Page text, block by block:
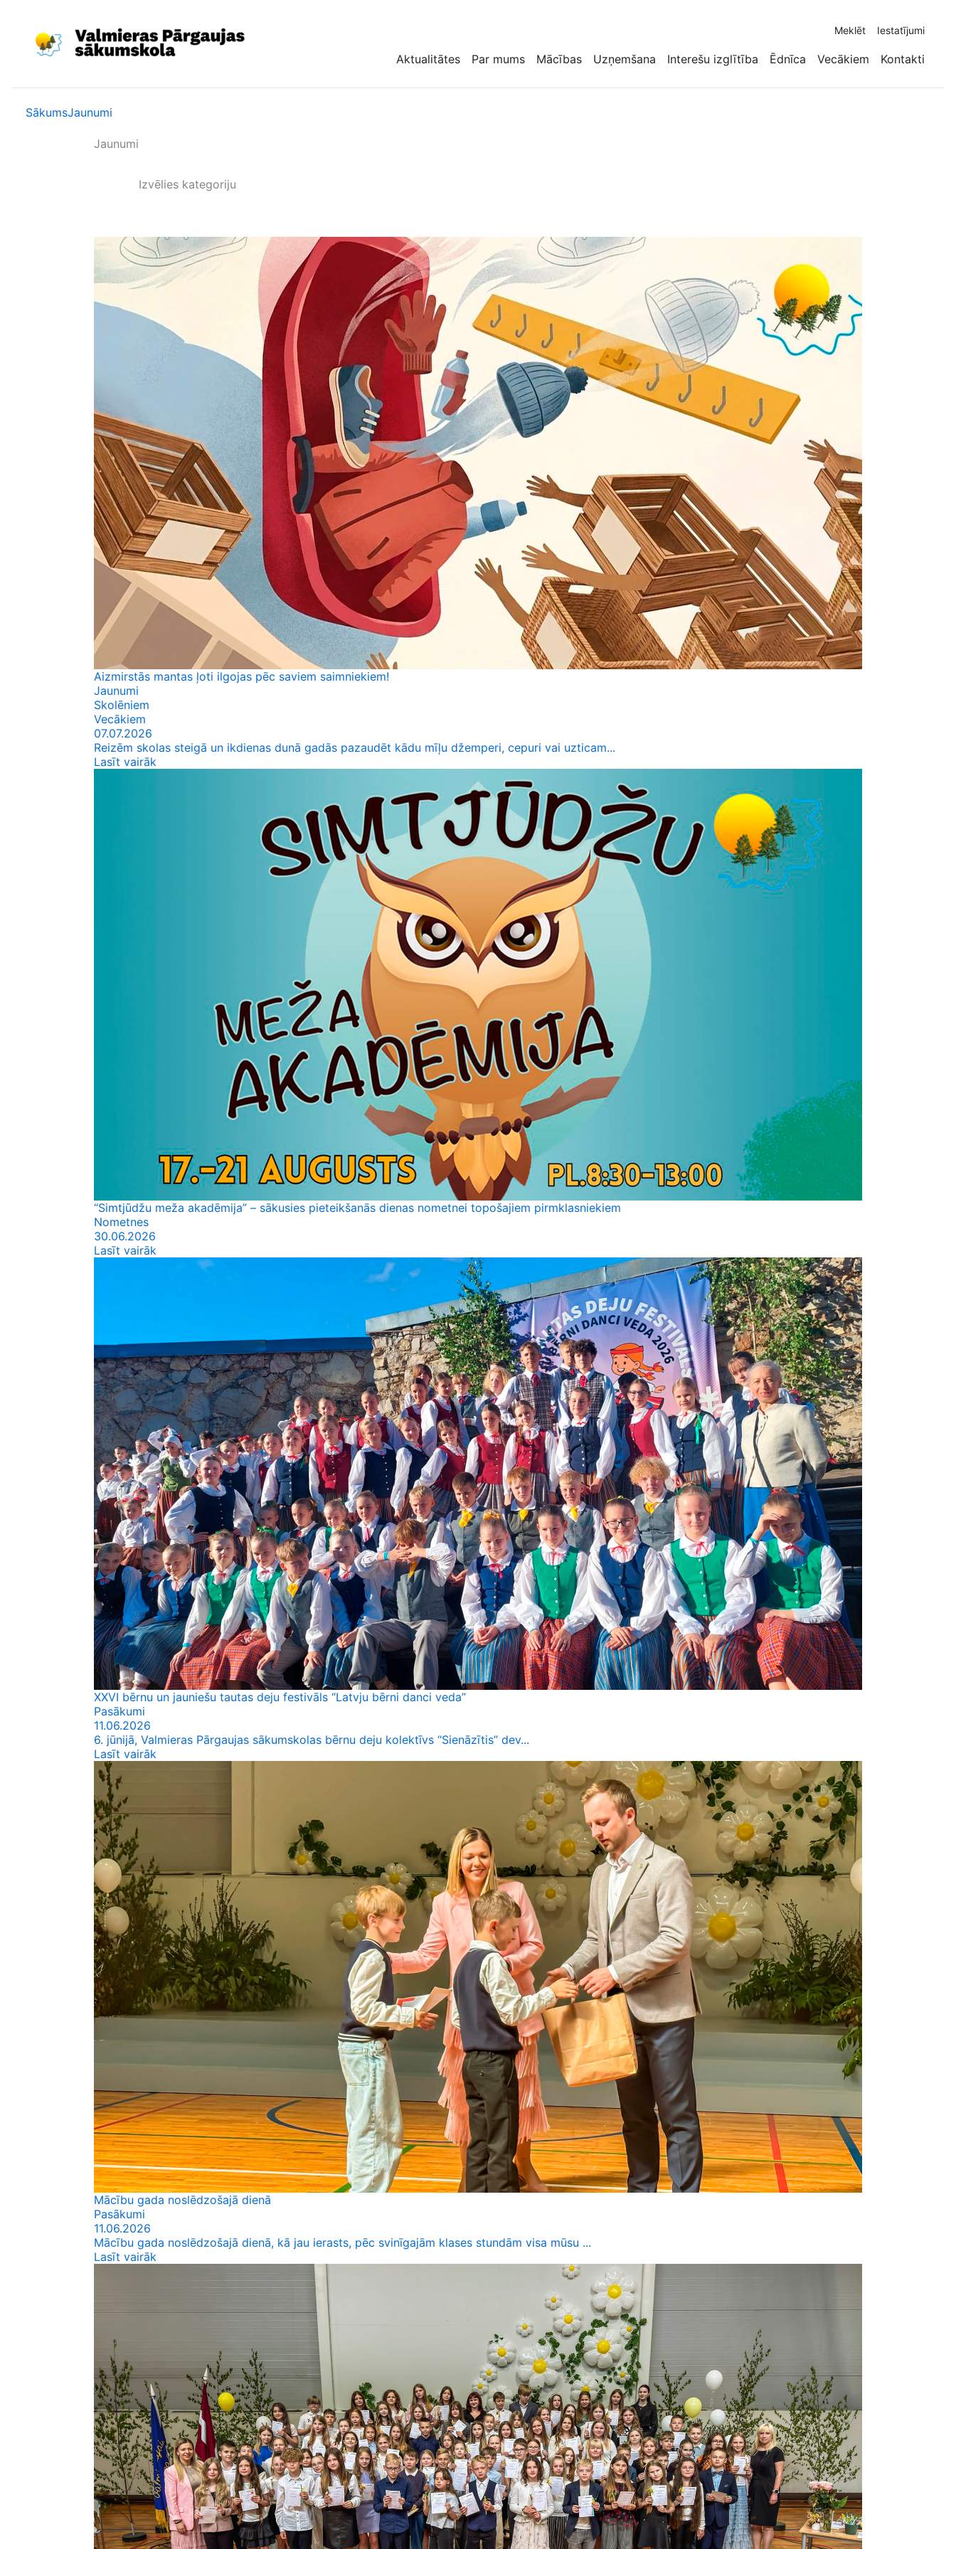
content
Meklēt Iestatījumi
Aktualitātes Par mums Mācības Uzņemšana Interešu izglītība Ēdnīca Vecākiem Kontakti
SākumsJaunumi
Jaunumi
Izvēlies kategoriju
Aizmirstās mantas ļoti ilgojas pēc saviem saimniekiem!
Jaunumi
Skolēniem
Vecākiem
07.07.2026
Reizēm skolas steigā un ikdienas dunā gadās pazaudēt kādu mīļu džemperi, cepuri vai uzticam...
Lasīt vairāk
“Simtjūdžu meža akadēmija” – sākusies pieteikšanās dienas nometnei topošajiem pirmklasniekiem
Nometnes
30.06.2026
Lasīt vairāk
XXVI bērnu un jauniešu tautas deju festivāls “Latvju bērni danci veda”
Pasākumi
11.06.2026
6. jūnijā, Valmieras Pārgaujas sākumskolas bērnu deju kolektīvs “Sienāzītis” dev...
Lasīt vairāk
Mācību gada noslēdzošajā dienā
Pasākumi
11.06.2026
Mācību gada noslēdzošajā dienā, kā jau ierasts, pēc svinīgajām klases stundām visa mūsu ...
Lasīt vairāk